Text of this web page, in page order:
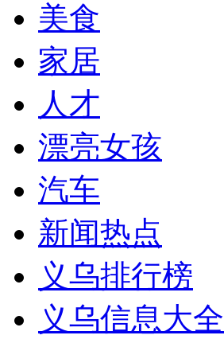
美食
家居
人才
漂亮女孩
汽车
新闻热点
义乌排行榜
义乌信息大全